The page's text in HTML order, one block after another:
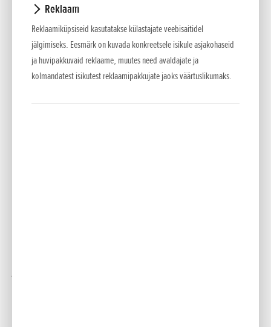
Reklaam
Reklaamiküpsiseid kasutatakse külastajate veebisaitidel
jälgimiseks. Eesmärk on kuvada konkreetsele isikule asjakohaseid
ja huvipakkuvaid reklaame, muutes need avaldajate ja
kolmandatest isikutest reklaamipakkujate jaoks väärtuslikumaks.
Kuullaagrid nii esi- kui ka tagaratastel
Muruniiduki edasi-tagasi liigutamine ümber takistuste niites
käib imelihtsalt
Nutikast materjalist tera
väändesse. See hoiab ära lõikekorpuse lõhkumise ja mootori